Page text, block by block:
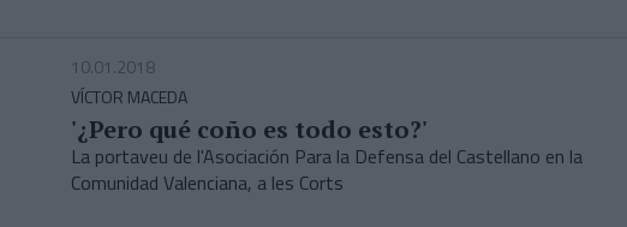
10.01.2018
VÍCTOR MACEDA
'¿Pero qué coño es todo esto?'
La portaveu de l'Asociación Para la Defensa del Castellano en la
Comunidad Valenciana, a les Corts